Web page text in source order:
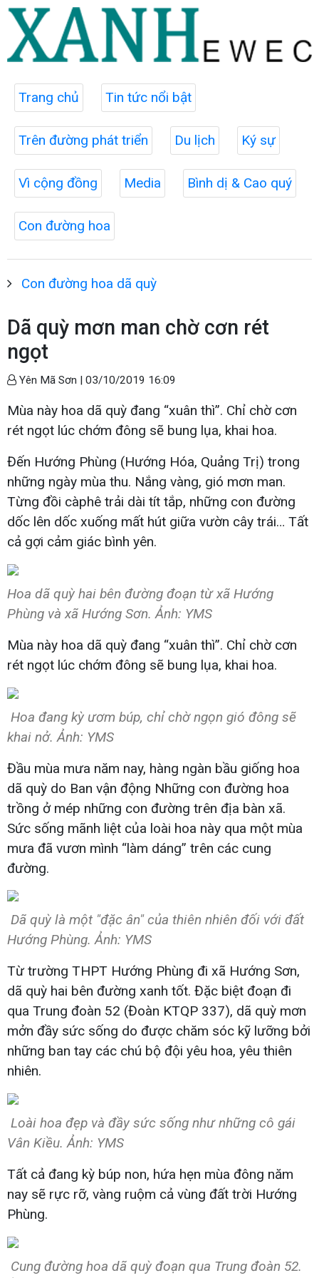
Trang chủ Tin tức nổi bật
Trên đường phát triển Du lịch Ký sự
Vì cộng đồng Media Bình dị & Cao quý
Con đường hoa
Con đường hoa dã quỳ
Dã quỳ mơn man chờ cơn rét
ngọt
Yên Mã Sơn | 03/10/2019 16:09
Mùa này hoa dã quỳ đang “xuân thì”. Chỉ chờ cơn
rét ngọt lúc chớm đông sẽ bung lụa, khai hoa.
Đến Hướng Phùng (Hướng Hóa, Quảng Trị) trong
những ngày mùa thu. Nắng vàng, gió mơn man.
Từng đồi càphê trải dài tít tắp, những con đường
dốc lên dốc xuống mất hút giữa vườn cây trái… Tất
cả gợi cảm giác bình yên.
Hoa dã quỳ hai bên đường đoạn từ xã Hướng
Phùng và xã Hướng Sơn. Ảnh: YMS
Mùa này hoa dã quỳ đang “xuân thì”. Chỉ chờ cơn
rét ngọt lúc chớm đông sẽ bung lụa, khai hoa.
Hoa đang kỳ ươm búp, chỉ chờ ngọn gió đông sẽ
khai nở. Ảnh: YMS
Đầu mùa mưa năm nay, hàng ngàn bầu giống hoa
dã quỳ do Ban vận động Những con đường hoa
trồng ở mép những con đường trên địa bàn xã.
Sức sống mãnh liệt của loài hoa này qua một mùa
mưa đã vươn mình “làm dáng” trên các cung
đường.
Dã quỳ là một "đặc ân" của thiên nhiên đối với đất
Hướng Phùng. Ảnh: YMS
Từ trường THPT Hướng Phùng đi xã Hướng Sơn,
dã quỳ hai bên đường xanh tốt. Đặc biệt đoạn đi
qua Trung đoàn 52 (Đoàn KTQP 337), dã quỳ mơn
mởn đầy sức sống do được chăm sóc kỹ lưỡng bởi
những ban tay các chú bộ đội yêu hoa, yêu thiên
nhiên.
Loài hoa đẹp và đầy sức sống như những cô gái
Vân Kiều. Ảnh: YMS
Tất cả đang kỳ búp non, hứa hẹn mùa đông năm
nay sẽ rực rỡ, vàng ruộm cả vùng đất trời Hướng
Phùng.
Cung đường hoa dã quỳ đoạn qua Trung đoàn 52.